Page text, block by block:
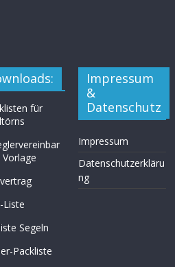
für
Liste
Segeln
Packliste
Impressum
&
Datenschutz
Impressum
Datenschutzerkläru
ng